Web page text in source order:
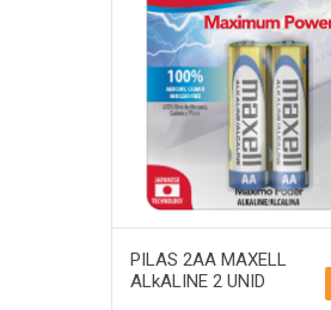
PILAS 2AA MAXELL
ALkALINE 2 UNID